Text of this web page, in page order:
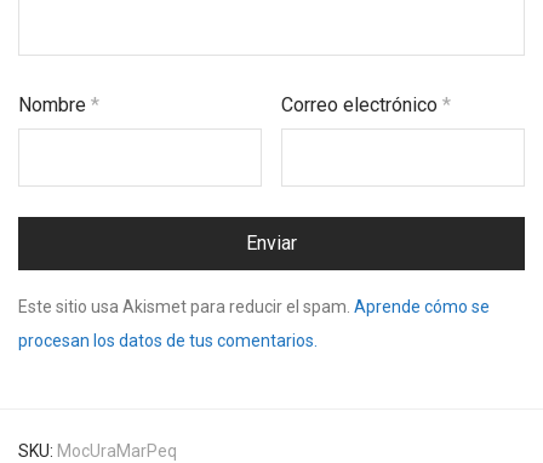
Nombre * Correo electrónico*
Este sitio usa Akismet para reducir el spam. Aprende cómo se
procesan los datos de tus comentarios.
SKU: MocUraMarPeq